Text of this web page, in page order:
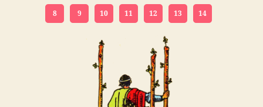
8 9 10 11 12 13 14